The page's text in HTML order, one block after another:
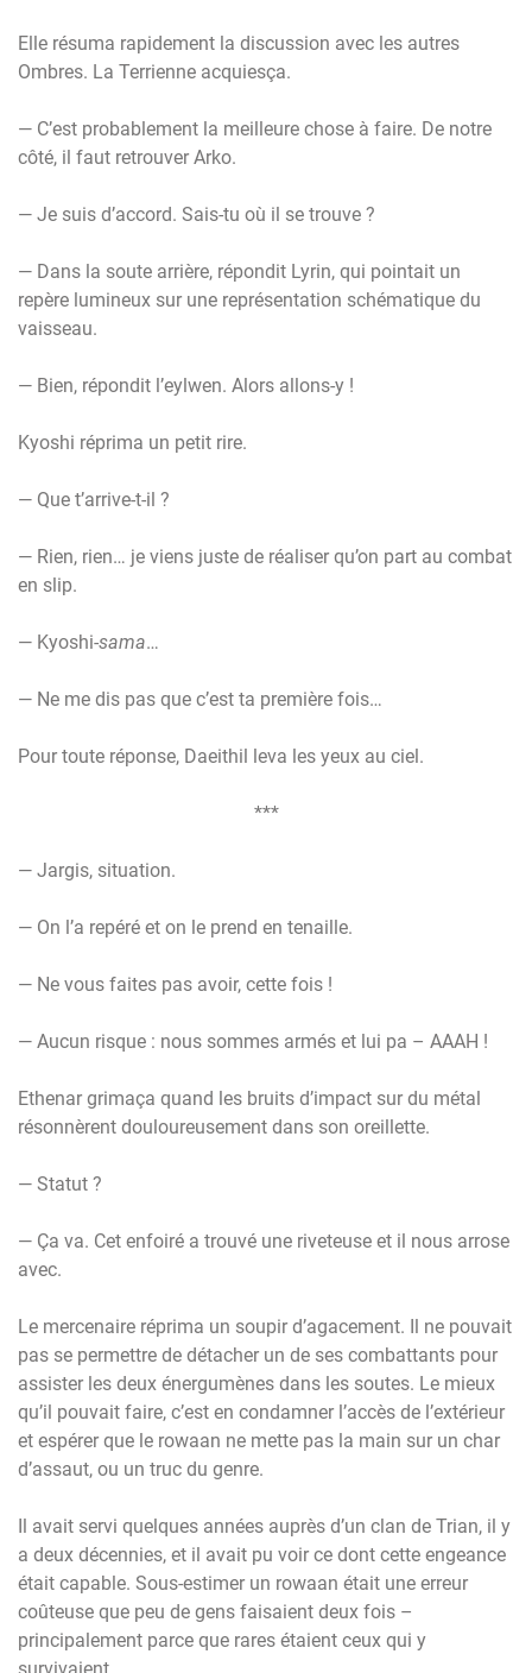
Elle résuma rapidement la discussion avec les autres
Ombres. La Terrienne acquiesça.
— C’est probablement la meilleure chose à faire. De notre
côté, il faut retrouver Arko.
— Je suis d’accord. Sais-tu où il se trouve ?
— Dans la soute arrière, répondit Lyrin, qui pointait un
repère lumineux sur une représentation schématique du
vaisseau.
— Bien, répondit l’eylwen. Alors allons-y !
Kyoshi réprima un petit rire.
— Que t’arrive-t-il ?
— Rien, rien… je viens juste de réaliser qu’on part au combat
en slip.
— Kyoshi-sama…
— Ne me dis pas que c’est ta première fois…
Pour toute réponse, Daeithil leva les yeux au ciel.
***
— Jargis, situation.
— On l’a repéré et on le prend en tenaille.
— Ne vous faites pas avoir, cette fois !
— Aucun risque : nous sommes armés et lui pa – AAAH !
Ethenar grimaça quand les bruits d’impact sur du métal
résonnèrent douloureusement dans son oreillette.
— Statut ?
— Ça va. Cet enfoiré a trouvé une riveteuse et il nous arrose
avec.
Le mercenaire réprima un soupir d’agacement. Il ne pouvait
pas se permettre de détacher un de ses combattants pour
assister les deux énergumènes dans les soutes. Le mieux
qu’il pouvait faire, c’est en condamner l’accès de l’extérieur
et espérer que le rowaan ne mette pas la main sur un char
d’assaut, ou un truc du genre.
Il avait servi quelques années auprès d’un clan de Trian, il y
a deux décennies, et il avait pu voir ce dont cette engeance
était capable. Sous-estimer un rowaan était une erreur
coûteuse que peu de gens faisaient deux fois –
principalement parce que rares étaient ceux qui y